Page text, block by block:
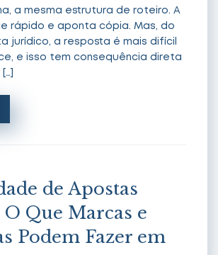
a mesma estrutura de roteiro. A
rápido e aponta cópia. Mas, do
jurídico, a resposta é mais difícil
e isso tem consequência direta
de Apostas
Que Marcas e
Podem Fazer em